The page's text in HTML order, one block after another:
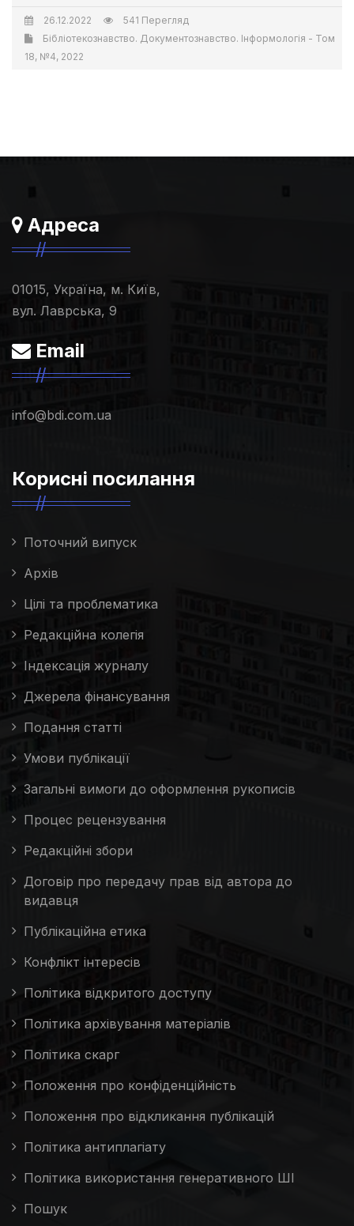
26.12.2022
541 Перегляд
Бібліотекознавство. Документознавство. Інформологія - Том
18, №4, 2022
Адреса
01015, Україна, м. Київ,
вул. Лаврська, 9
Email
info@bdi.com.ua
Корисні посилання
Поточний випуск
Архів
Цілі та проблематика
Редакційна колегія
Індексація журналу
Джерела фінансування
Подання статті
Умови публікації
Загальні вимоги до оформлення рукописів
Процес рецензування
Редакційні збори
Договір про передачу прав від автора до
видавця
Публікаційна етика
Конфлікт інтересів
Політика відкритого доступу
Політика архівування матеріалів
Політика скарг
Положення про конфіденційність
Положення про відкликання публікацій
Політика антиплагіату
Політика використання генеративного ШІ
Пошук